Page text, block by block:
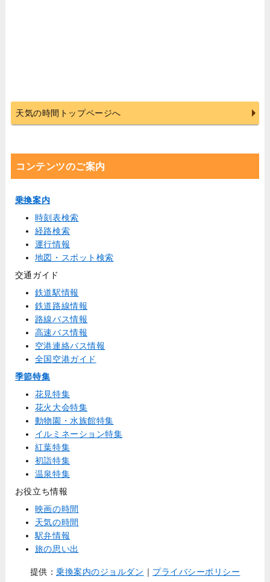
天気の時間トップページへ
コンテンツのご案内
乗換案内
時刻表検索
経路検索
運行情報
地図・スポット検索
交通ガイド
鉄道駅情報
鉄道路線情報
路線バス情報
高速バス情報
空港連絡バス情報
全国空港ガイド
季節特集
花見特集
花火大会特集
動物園・水族館特集
イルミネーション特集
紅葉特集
初詣特集
温泉特集
お役立ち情報
映画の時間
天気の時間
駅弁情報
旅の思い出
提供：乗換案内のジョルダン ｜ プライバシーポリシー